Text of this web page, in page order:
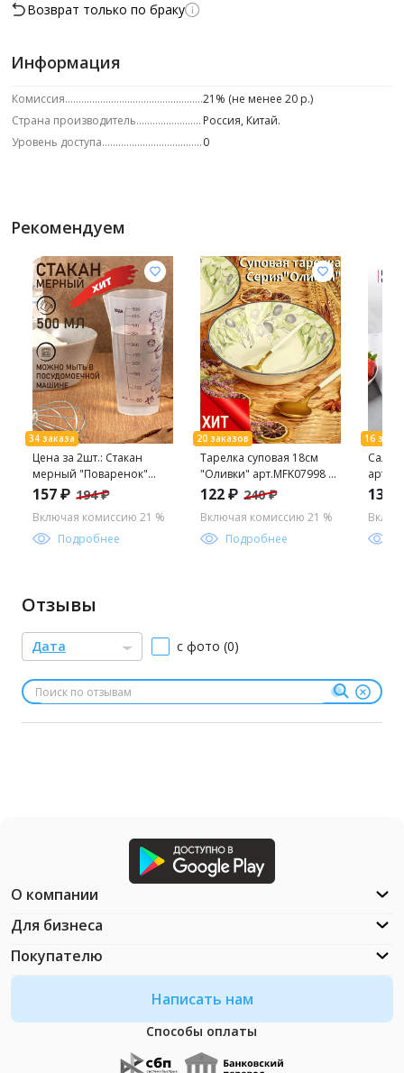
Возврат только по браку
Информация
Комиссия
21% (не менее 20 р.)
Страна производитель
Россия, Китай.
Уровень доступа
0
Рекомендуем
Цена за 2шт.: Стакан
мерный "Поваренок"
500мл 420500 "Виолет"
157 ₽ 194 ₽
Включая комиссию 21 %
Подробнее
Тарелка суповая 18см
"Оливки" арт.MFK07998 /
МФК/
122 ₽ 240 ₽
Включая комиссию 21 %
Подробнее
137
Отзывы
Дата с фото (0)
Написать нам
Способы оплаты
О компании
Для бизнеса
Покупателю